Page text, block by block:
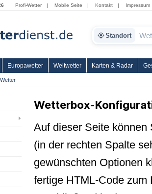
Profi-Wetter | Mobile Seite | Kontakt | Impressum
Standort
Europawetter Weltwetter Karten & Radar
Wetterbox-
Auf dieser Seite können
(in der rechten Spalte
gewünschten Optionen
fertige HTML-Code